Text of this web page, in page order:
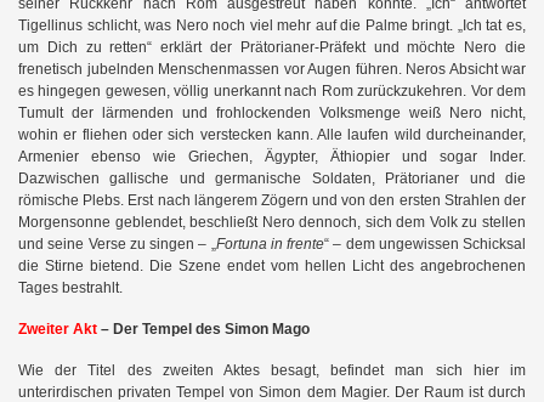
seiner Rückkehr nach Rom ausgestreut haben könnte. „Ich“ antwortet
Tigellinus schlicht, was Nero noch viel mehr auf die Palme bringt. „Ich tat es,
um Dich zu retten“ erklärt der Prätorianer-Präfekt und möchte Nero die
frenetisch jubelnden Menschenmassen vor Augen führen. Neros Absicht war
es hingegen gewesen, völlig unerkannt nach Rom zurückzukehren. Vor dem
Tumult der lärmenden und frohlockenden Volksmenge weiß Nero nicht,
wohin er fliehen oder sich verstecken kann. Alle laufen wild durcheinander,
Armenier ebenso wie Griechen, Ägypter, Äthiopier und sogar Inder.
Dazwischen gallische und germanische Soldaten, Prätorianer und die
römische Plebs. Erst nach längerem Zögern und von den ersten Strahlen der
Morgensonne geblendet, beschließt Nero dennoch, sich dem Volk zu stellen
und seine Verse zu singen – „Fortuna in frente“ – dem ungewissen Schicksal
die Stirne bietend. Die Szene endet vom hellen Licht des angebrochenen
Tages bestrahlt.
Zweiter Akt – Der Tempel des Simon Mago
Wie der Titel des zweiten Aktes besagt, befindet man sich hier im
unterirdischen privaten Tempel von Simon dem Magier. Der Raum ist durch